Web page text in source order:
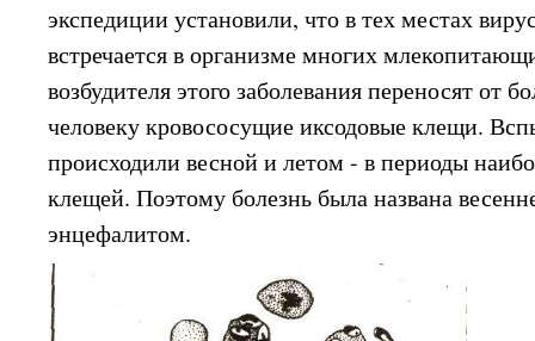
экспедиции установили, что в тех местах
встречается в организме многих
возбудителя этого заболевания переносят от
человеку кровососущие иксодовые клещи.
происходили весной и летом - в периоды
клещей. Поэтому болезнь была названа
энцефалитом.